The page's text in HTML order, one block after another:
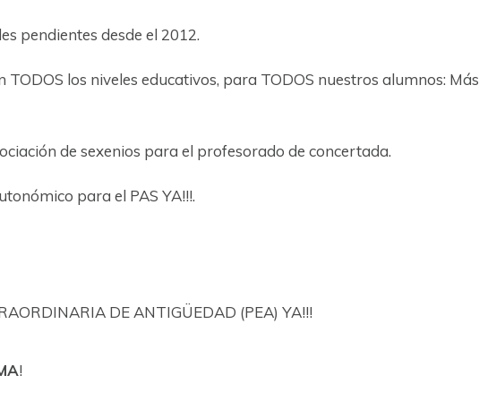
pendientes desde el 2012.
TODOS los niveles educativos, para TODOS nuestros alumnos: Más
de sexenios para el profesorado de concertada.
para el PAS YA!!!.
DE ANTIGÜEDAD (PEA) YA!!!
!